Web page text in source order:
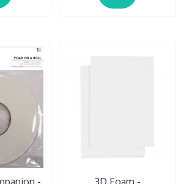
-
3D Foam -